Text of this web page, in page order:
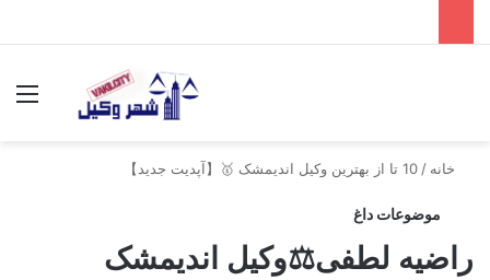
خانه / 10 تا از بهترین وکیل اندیمشک 🥇【آپدیت جدید】
موضوعات داغ
راضیه لطفی⚖️وکیل اندیمشک